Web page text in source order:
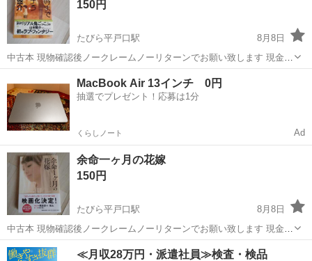
150円
たびら平戸口駅
8月8日
中古本 現物確認後ノークレームノーリターンでお願い致します 現金の
み
MacBook Air 13インチ 0円
抽選でプレゼント！応募は1分
くらしノート Ad
余命一ヶ月の花嫁
150円
たびら平戸口駅
8月8日
中古本 現物確認後ノークレームノーリターンでお願い致します 現金の
み長崎 平戸市 たびら平戸口駅 文芸
≪月収28万円・派遣社員≫検査・検品